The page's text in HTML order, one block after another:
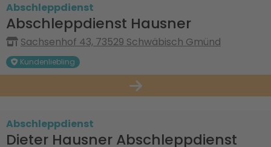
Abschleppdienst
Abschleppdienst Hausner
Sachsenhof 43, 73529 Schwäbisch Gmünd
Kundenliebling
Abschleppdienst
Dieter Hausner Abschleppdienst